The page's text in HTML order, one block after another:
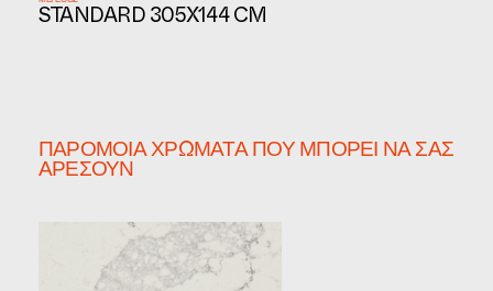
ΜΈΓΕΘΟΣ
STANDARD 305X144 CM
ΠΑΡΌΜΟΙΑ ΧΡΏΜΑΤΑ ΠΟΥ ΜΠΟΡΕΊ ΝΑ ΣΑΣ
ΑΡΈΣΟΥΝ